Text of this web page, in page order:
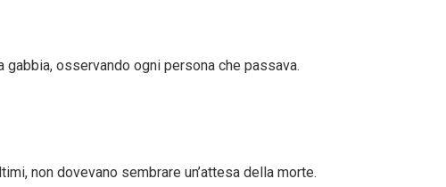
osservando ogni persona che passava.
non dovevano sembrare un’attesa della morte.